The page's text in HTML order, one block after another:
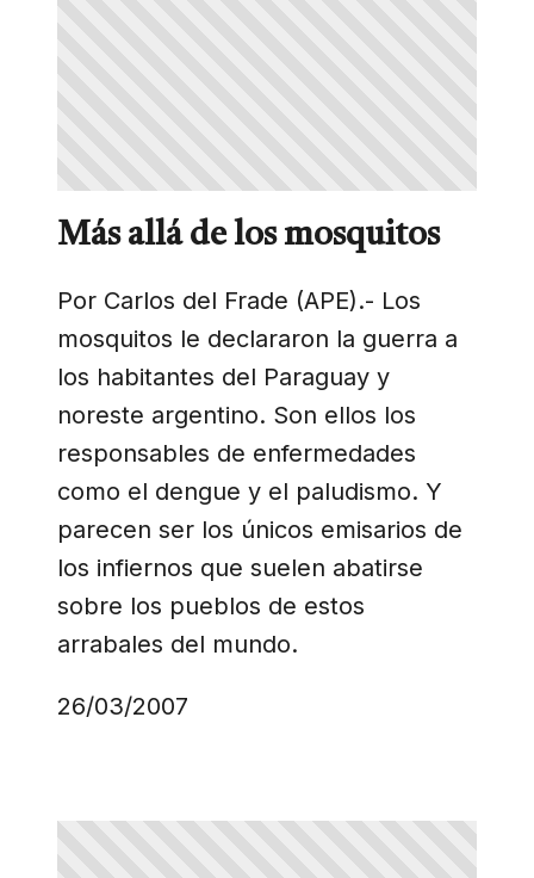
Más allá de los mosquitos
Por Carlos del Frade (APE).- Los
mosquitos le declararon la guerra a
los habitantes del Paraguay y
noreste argentino. Son ellos los
responsables de enfermedades
como el dengue y el paludismo. Y
parecen ser los únicos emisarios de
los infiernos que suelen abatirse
sobre los pueblos de estos
arrabales del mundo.
26/03/2007